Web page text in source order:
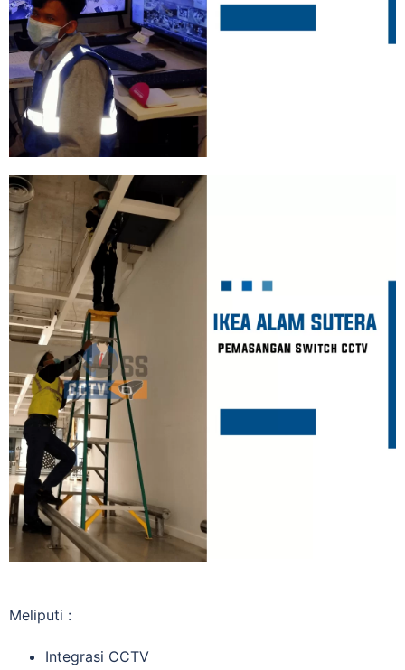
Meliputi :
Integrasi CCTV